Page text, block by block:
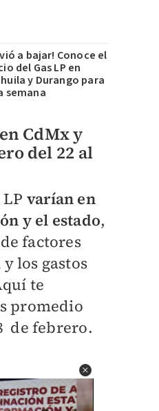
a bajar! Conoce el
del Gas LP en
y Durango para
semana
CdMx y
del 22 al
varían en
y el estado,
factores
los gastos
te
promedio
de febrero.